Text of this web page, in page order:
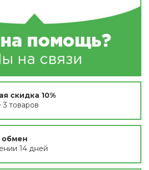
скидка 10%
3 товаров
обмен
14 дней